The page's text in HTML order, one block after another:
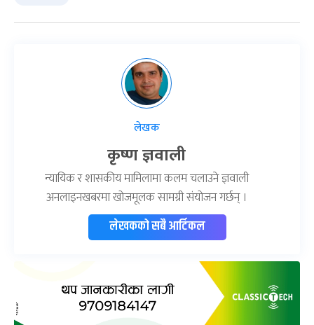
लेखक
कृष्ण ज्ञवाली
न्यायिक र शासकीय मामिलामा कलम चलाउने ज्ञवाली
अनलाइनखबरमा खोजमूलक सामग्री संयोजन गर्छन् ।
लेखकको सबै आर्टिकल